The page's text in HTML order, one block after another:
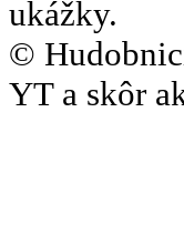
ukážky.
©
YT a skôr